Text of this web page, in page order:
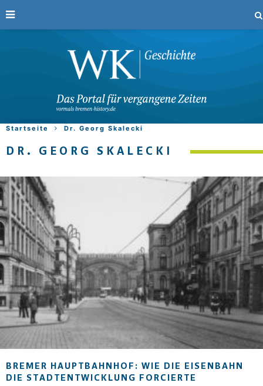
Startseite Dr. Georg Skalecki
DR. GEORG SKALECKI
BREMER HAUPTBAHNHOF: WIE DIE EISENBAHN
DIE STADTENTWICKLUNG FORCIERTE